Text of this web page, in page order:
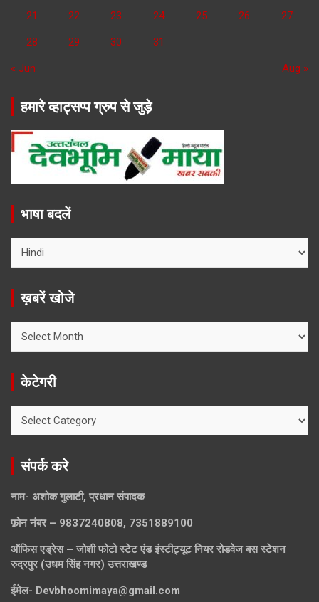
21 22 23 24 25 26 27
28 29 30 31
« Jun Aug »
हमारे व्हाट्सप्प ग्रुप से जुड़े
भाषा बदलें
ख़बरें खोजे
खोजे
केटेगरी
संपर्क करे
नाम- अशोक गुलाटी, प्रधान संपादक
फ़ोन नंबर – 9837240808, 7351889100
ऑफिस एड्रेस – जोशी फोटो स्टेट एंड इंस्टीट्यूट नियर रोडवेज बस स्टेशन
रुद्रपुर (उधम सिंह नगर) उत्तराखण्ड
ईमेल- Devbhoomimaya@gmail.com